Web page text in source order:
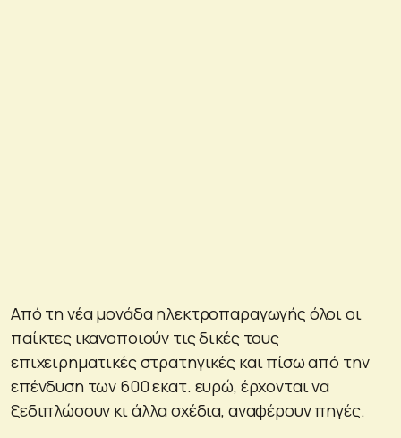
Από τη νέα μονάδα ηλεκτροπαραγωγής όλοι οι
παίκτες ικανοποιούν τις δικές τους
επιχειρηματικές στρατηγικές και πίσω από την
επένδυση των 600 εκατ. ευρώ, έρχονται να
ξεδιπλώσουν κι άλλα σχέδια, αναφέρουν πηγές.